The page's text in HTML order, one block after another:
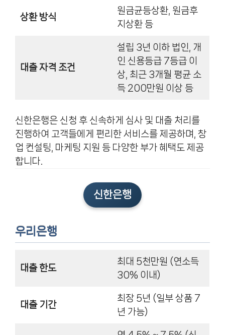
상환 방식
원금균등상환, 원금후
지상환 등
대출 자격 조건
설립 3년 이하 법인, 개
인 신용등급 7등급 이
상, 최근 3개월 평균 소
득 200만원 이상 등
신한은행은 신청 후 신속하게 심사 및 대출 처리를
진행하여 고객들에게 편리한 서비스를 제공하며, 창
업 컨설팅, 마케팅 지원 등 다양한 부가 혜택도 제공
합니다.
신한은행
우리은행
대출 한도
최대 5천만원 (연소득
30% 이내)
대출 기간
최장 5년 (일부 상품 7
년 가능)